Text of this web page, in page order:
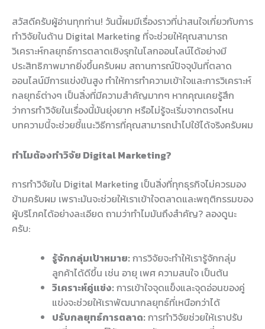
สวัสดีครับผู้อ่านทุกท่าน! วันนี้ผมมีเรื่องราวที่น่าสนใจเกี่ยวกับการ
ทำวิจัยในด้าน Digital Marketing ที่จะช่วยให้คุณสามารถ
วิเคราะห์กลยุทธ์การตลาดเชิงรุกในโลกออนไลน์ได้อย่างมี
ประสิทธิภาพมากยิ่งขึ้นครับผม สถานการณ์ปัจจุบันที่ตลาด
ออนไลน์มีการแข่งขันสูง ทำให้การทำความเข้าใจและการวิเคราะห์
กลยุทธ์ต่างๆ เป็นสิ่งที่มีความสำคัญมากๆ หากคุณเคยรู้สึก
ว่าการทำวิจัยในเรื่องนี้มันยุ่งยาก หรือไม่รู้จะเริ่มจากตรงไหน
บทความนี้จะช่วยชี้แนะวิธีการที่คุณสามารถนำไปใช้ได้จริงครับผม
ทำไมต้องทำวิจัย Digital Marketing?
การทำวิจัยใน Digital Marketing เป็นสิ่งที่ทุกธุรกิจไม่ควรมอง
ข้ามครับผม เพราะมันจะช่วยให้เราเข้าใจตลาดและพฤติกรรมของ
ผู้บริโภคได้อย่างละเอียด ถามว่าทำไมมันถึงสำคัญ? ลองดูนะ
ครับ:
รู้จักกลุ่มเป้าหมาย: การวิจัยจะทำให้เรารู้จักกลุ่ม
ลูกค้าได้ดีขึ้น เช่น อายุ เพศ ความสนใจ เป็นต้น
วิเคราะห์คู่แข่ง: การเข้าใจจุดแข็งและจุดอ่อนของคู่
แข่งจะช่วยให้เราพัฒนากลยุทธ์ที่เหนือกว่าได้
ปรับกลยุทธ์การตลาด: การทำวิจัยช่วยให้เราปรับ